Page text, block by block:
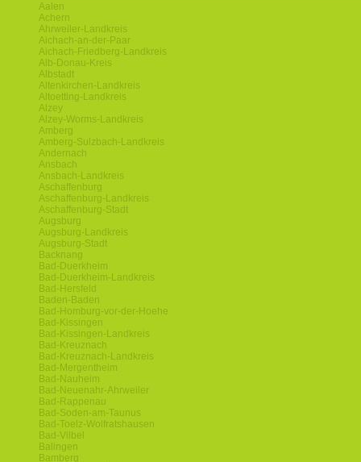
Aalen
Achern
Ahrweiler-Landkreis
Aichach-an-der-Paar
Aichach-Friedberg-Landkreis
Alb-Donau-Kreis
Albstadt
Altenkirchen-Landkreis
Altoetting-Landkreis
Alzey
Alzey-Worms-Landkreis
Amberg
Amberg-Sulzbach-Landkreis
Andernach
Ansbach
Ansbach-Landkreis
Aschaffenburg
Aschaffenburg-Landkreis
Aschaffenburg-Stadt
Augsburg
Augsburg-Landkreis
Augsburg-Stadt
Backnang
Bad-Duerkheim
Bad-Duerkheim-Landkreis
Bad-Hersfeld
Baden-Baden
Bad-Homburg-vor-der-Hoehe
Bad-Kissingen
Bad-Kissingen-Landkreis
Bad-Kreuznach
Bad-Kreuznach-Landkreis
Bad-Mergentheim
Bad-Nauheim
Bad-Neuenahr-Ahrweiler
Bad-Rappenau
Bad-Soden-am-Taunus
Bad-Toelz-Wolfratshausen
Bad-Vilbel
Balingen
Bamberg